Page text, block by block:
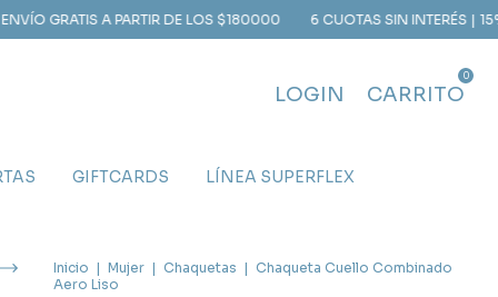
PARTIR DE LOS $180000 6 CUOTAS SIN INTERÉS | 15% OFF CON
LOGIN CARRITO
0
GIFTCARDS LÍNEA SUPERFLEX
Inicio | Mujer | Chaquetas | Chaqueta Cuello Combinado
Aero Liso